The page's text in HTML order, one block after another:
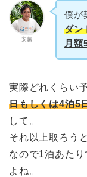
安藤
僕が
ダン
月額
実際どれくらい
日もしくは4泊5
して。
それ以上取ろう
なので1泊あた
よね。